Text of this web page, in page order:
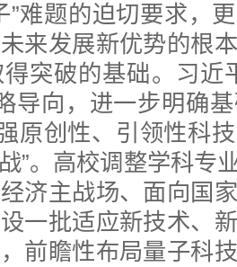
”难题的迫切要求，
来发展新优势的根
突破的基础。习近
导向，进一步明确
原创性、引领性科
”。高校调整学科专
济主战场、面向国
一批适应新技术、
前瞻性布局量子科